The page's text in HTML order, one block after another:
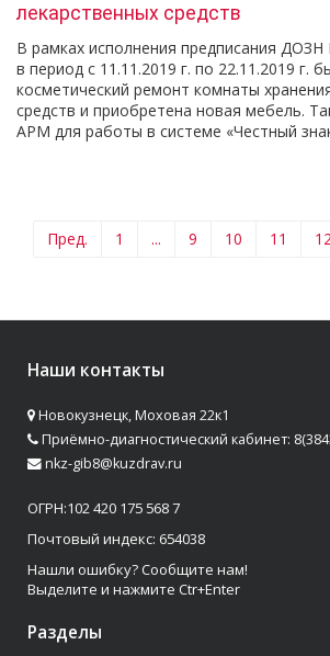
лекарственных средств
В рамках исполнения предписания ДОЗН
в период с 11.11.2019 г. по 22.11.2019 г.
косметический ремонт комнаты
средств и приобретена новая мебель.
АРМ для работы в системе «Честный
Пред. 1 ... 9 10 11
Наши контакты
Новокузнецк, Моховая 22к1
Приёмно-диагностический кабинет:
nkz-gib8@kuzdrav.ru
ОГРН:102 420 175 568 7
Почтовый индекс: 654038
Нашли ошибку? Сообщите нам!
Выделите и нажмите Ctr+Enter
Разделы